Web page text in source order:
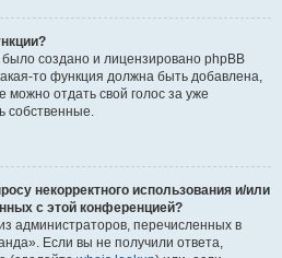
создано и лицензировано phpBB
то функция должна быть добавлена,
можно отдать свой голос за уже
собственные.
некорректного использования и/или
с этой конференцией?
администраторов, перечисленных в
Если вы не получили ответа,